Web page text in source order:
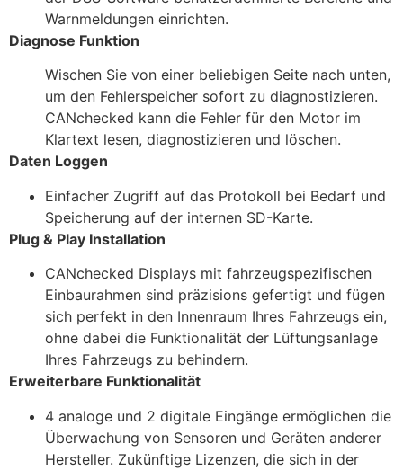
Warnmeldungen einrichten.
Diagnose Funktion
Wischen Sie von einer beliebigen Seite nach unten,
um den Fehlerspeicher sofort zu diagnostizieren.
CANchecked kann die Fehler für den Motor im
Klartext lesen, diagnostizieren und löschen.
Daten Loggen
Einfacher Zugriff auf das Protokoll bei Bedarf und
Speicherung auf der internen SD-Karte.
Plug & Play Installation
CANchecked Displays mit fahrzeugspezifischen
Einbaurahmen sind präzisions gefertigt und fügen
sich perfekt in den Innenraum Ihres Fahrzeugs ein,
ohne dabei die Funktionalität der Lüftungsanlage
Ihres Fahrzeugs zu behindern.
Erweiterbare Funktionalität
4 analoge und 2 digitale Eingänge ermöglichen die
Überwachung von Sensoren und Geräten anderer
Hersteller. Zukünftige Lizenzen, die sich in der